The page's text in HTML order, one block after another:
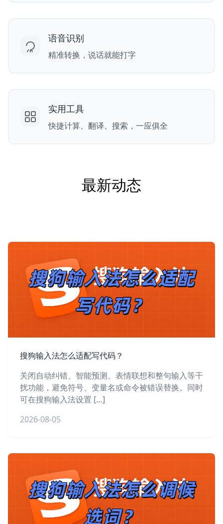
语音识别
精准转换，说话就能打字
实用工具
快捷计算、翻译、搜索，一应俱全
最新动态
搜狗输入法怎么适配写代码？
关闭自动纠错、智能预测、表情联想和整句输入等干
扰功能，避免符号、变量名或命令被错误替换。同时
可在搜狗输入法设置 […]
2026-08-05